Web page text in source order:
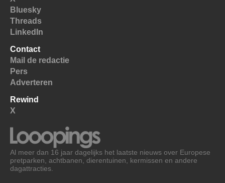
Bluesky
Threads
LinkedIn
Contact
Mail de redactie
Pers
Adverteren
Rewind
X
Al meer dan 16 jaar dagelijks het laatste nieuws over Europese
pretparken, achtbanen, dierentuinen, kermissen en andere
dagattracties.